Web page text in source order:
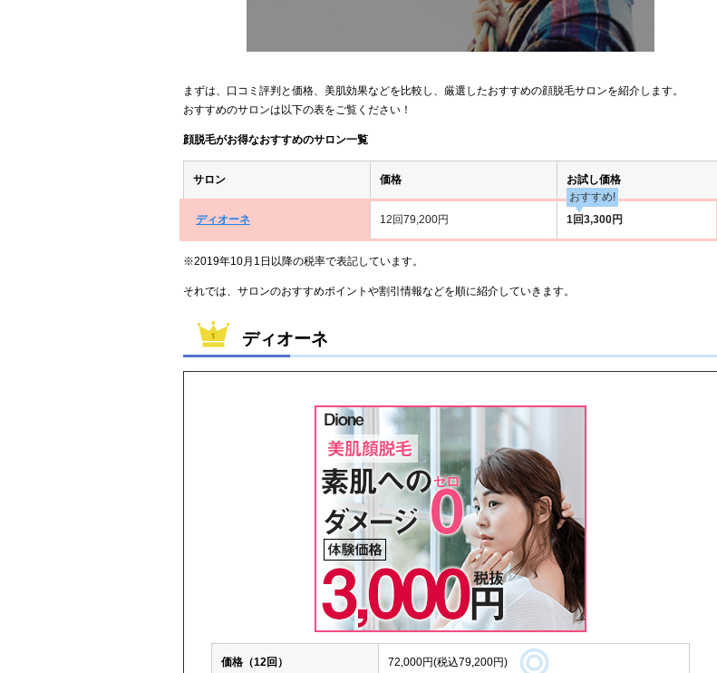
まずは、口コミ評判と価格、美肌効果などを比較し、厳選したおすすめの顔脱毛サロンを紹介します。
おすすめのサロンは以下の表をご覧ください！
顔脱毛がお得なおすすめのサロン一覧
サロン 価格 お試し価格
ディオーネ 12回79,200円
おすすめ!
1回3,300円
※2019年10月1日以降の税率で表記しています。
それでは、サロンのおすすめポイントや割引情報などを順に紹介していきます。
ディオーネ
価格（12回） 72,000円(税込79,200円)